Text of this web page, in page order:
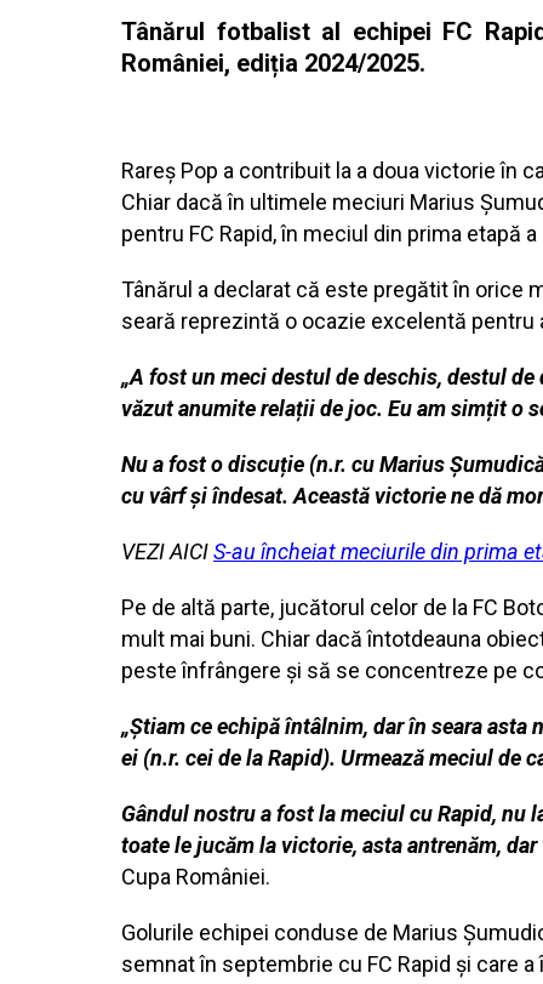
Tânărul fotbalist al echipei FC
României, ediția 2024/2025.
Rareș Pop a contribuit la a doua victorie în
Chiar dacă în ultimele meciuri Marius
pentru FC Rapid, în meciul din prima etapă
Tânărul a declarat că este pregătit în orice
seară reprezintă o ocazie excelentă pentru
„A fost un meci destul de deschis, destul
văzut anumite relații de joc. Eu am simțit o
Nu a fost o discuție (n.r. cu Marius
cu vârf și îndesat. Această victorie ne dă
VEZI AICIS-au încheiat meciurile din prima
Pe de altă parte, jucătorul celor de la FC
mult mai buni. Chiar dacă întotdeauna
peste înfrângere și să se concentreze pe
„Știam ce echipă întâlnim, dar în seara
ei (n.r. cei de la Rapid). Urmează meciul de
Gândul nostru a fost la meciul cu Rapid, nu
toate le jucăm la victorie, asta antrenăm, dar
Cupa României.
Golurile echipei conduse de Marius
semnat în septembrie cu FC Rapid și care